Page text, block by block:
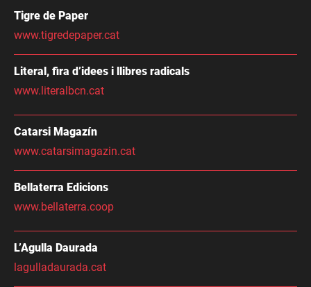
Tigre de Paper
www.tigredepaper.cat
Literal, fira d’idees i llibres radicals
www.literalbcn.cat
Catarsi Magazín
www.catarsimagazin.cat
Bellaterra Edicions
www.bellaterra.coop
L’Agulla Daurada
lagulladaurada.cat